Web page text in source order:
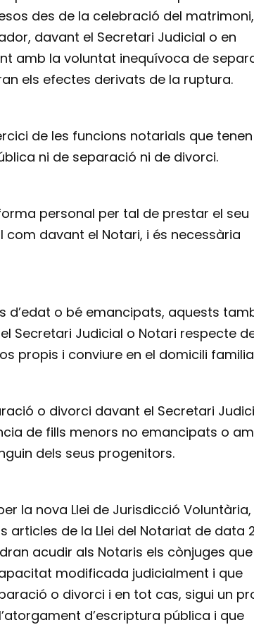
des de la celebració del matrimoni,
davant el Secretari Judicial o en
amb la voluntat inequívoca de
els efectes derivats de la ruptura.
de les funcions notarials que tenen
ni de separació ni de divorci.
personal per tal de prestar el seu
davant el Notari, i és necessària
d’edat o bé emancipats, aquests
Secretari Judicial o Notari respecte
propis i conviure en el domicili
o divorci davant el Secretari
de fills menors no emancipats o
dels seus progenitors.
la nova Llei de Jurisdicció Voluntària,
de la Llei del Notariat de data
acudir als Notaris els cònjuges
modificada judicialment i que
o divorci i en tot cas, sigui un
d’escriptura pública i que